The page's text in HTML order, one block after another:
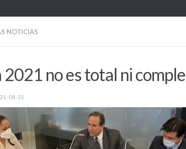
NOTICIAS
2021 no es total ni
08-31